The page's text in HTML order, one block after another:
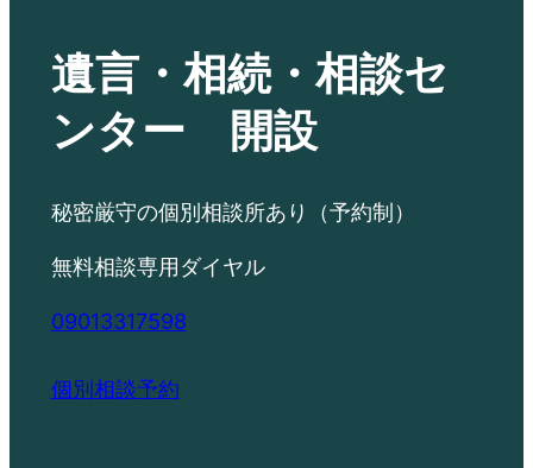
遺言・相続・相談セ
ンター 開設
秘密厳守の個別相談所あり（予約制）
無料相談専用ダイヤル
09013317598
個別相談予約